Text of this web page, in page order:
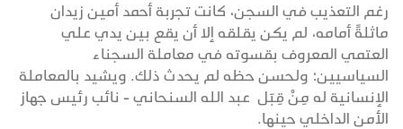
رغم التعذيب في السجن، كانت تجربة أحمد أمين زيدان
ماثلةً أمامه، لم يكن يقلقه إلا أن يقع بين يدي علي
العتمي المعروف بقسوته في معاملة السجناء
السياسيين؛ ولحسن حظه لم يحدث ذلك. ويشيد بالمعاملة
الإنسانية له مِنْ قِبَل عبد الله السنحاني - نائب رئيس جهاز
الأمن الداخلي حينها.